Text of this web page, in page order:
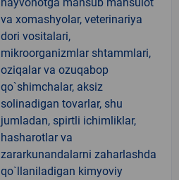
va xomashyolar, veterinariya
dori vositalari,
mikroorganizmlar shtammlari,
oziqalar va ozuqabop
qo`shimchalar, aksiz
solinadigan tovarlar, shu
jumladan, spirtli ichimliklar,
hasharotlar va
zararkunandalarni zaharlashda
qo`llaniladigan kimyoviy